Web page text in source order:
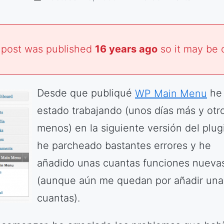
was published 16 years ago so it may be
Desde que publiqué WP Main Menu he
estado trabajando (unos días más y
menos) en la siguiente versión del
he parcheado bastantes errores y he
añadido unas cuantas funciones
(aunque aún me quedan por añadir
cuantas).